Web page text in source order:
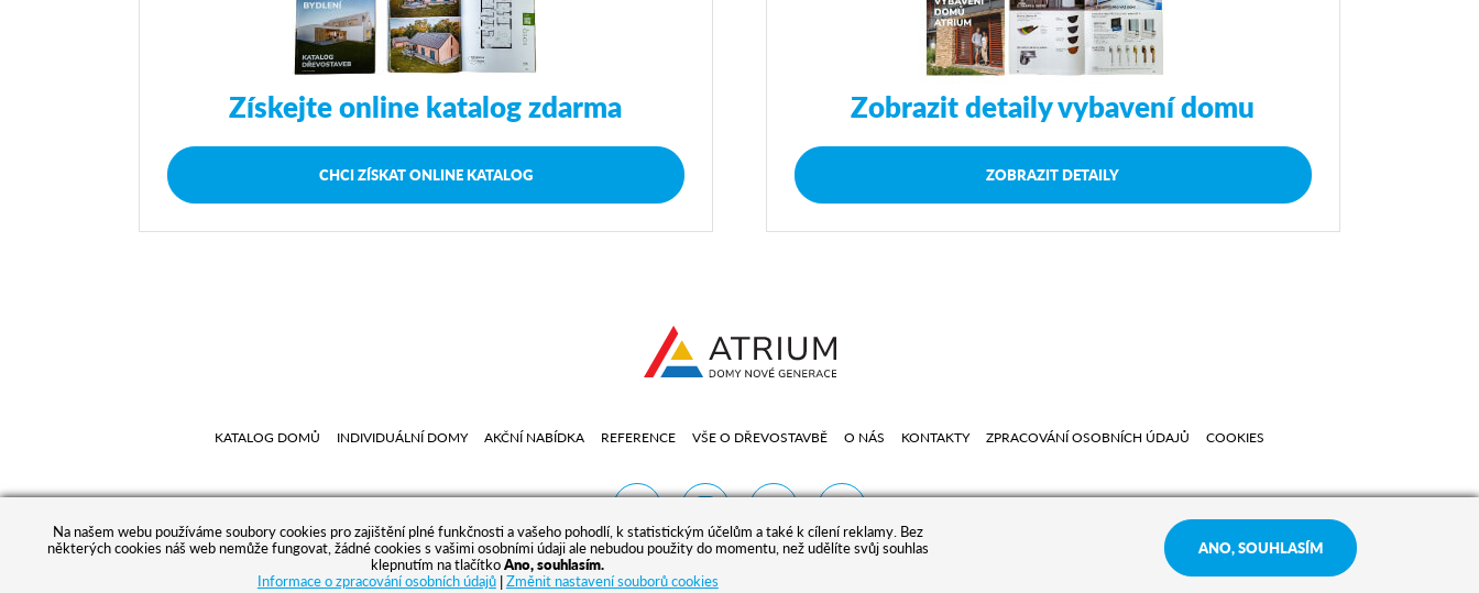
Získejte online katalog zdarma
CHCI ZÍSKAT ONLINE KATALOG
Zobrazit detaily vybavení domu
ZOBRAZIT DETAILY
KATALOG DOMŮ INDIVIDUÁLNÍ DOMY AKČNÍ NABÍDKA REFERENCE VŠE O DŘEVOSTAVBĚ O NÁS KONTAKTY ZPRACOVÁNÍ OSOBNÍCH ÚDAJŮ COOKIES
Na našem webu používáme soubory cookies pro zajištění plné funkčnosti a vašeho pohodlí, k statistickým účelům a také k cílení reklamy. Bez
některých cookies náš web nemůže fungovat, žádné cookies s vašimi osobními údaji ale nebudou použity do momentu, než udělíte svůj souhlas
klepnutím na tlačítkoAno, souhlasím.
Informace o zpracování osobních údajů|Změnit nastavení souborů cookies
ANO, SOUHLASÍM